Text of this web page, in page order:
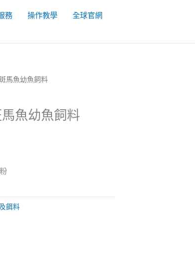
務 操作教學
全球官網
馬魚幼魚飼料
魚幼魚飼料
餌料